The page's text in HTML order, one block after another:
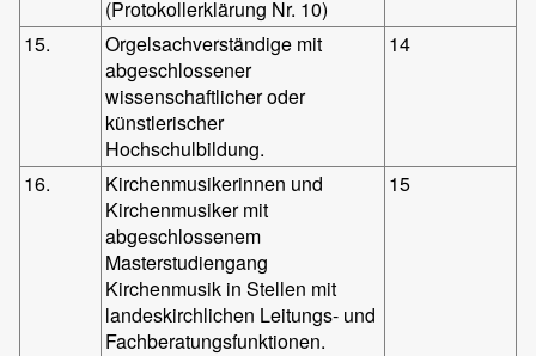
(Protokollerklärung Nr. 10)
15.
Orgelsachverständige mit
abgeschlossener
wissenschaftlicher oder
künstlerischer
Hochschulbildung.
14
16.
Kirchenmusikerinnen und
Kirchenmusiker mit
abgeschlossenem
Masterstudiengang
Kirchenmusik in Stellen mit
landeskirchlichen Leitungs- und
Fachberatungsfunktionen.
15